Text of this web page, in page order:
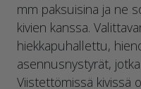
mm paksuisina ja ne
kivien kanssa.
hiekkapuhallettu,
asennusnystyrät,
Viistettömissä kivissä